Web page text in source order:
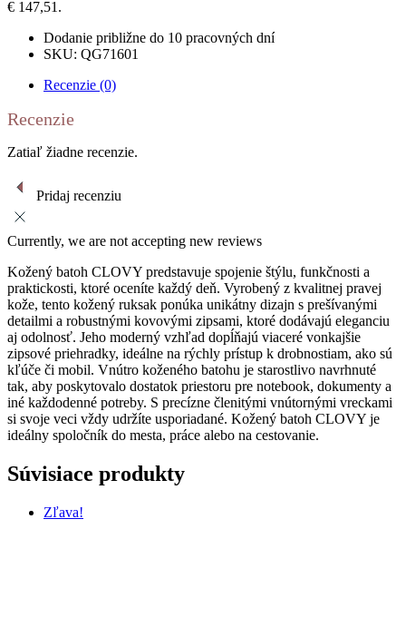
€ 147,51.
Dodanie približne do 10 pracovných dní
SKU: QG71601
Recenzie (0)
Recenzie
Zatiaľ žiadne recenzie.
Pridaj recenziu
Currently, we are not accepting new reviews
Kožený batoh CLOVY predstavuje spojenie štýlu, funkčnosti a
praktickosti, ktoré oceníte každý deň. Vyrobený z kvalitnej pravej
kože, tento kožený ruksak ponúka unikátny dizajn s prešívanými
detailmi a robustnými kovovými zipsami, ktoré dodávajú eleganciu
aj odolnosť. Jeho moderný vzhľad dopĺňajú viaceré vonkajšie
zipsové priehradky, ideálne na rýchly prístup k drobnostiam, ako sú
kľúče či mobil. Vnútro koženého batohu je starostlivo navrhnuté
tak, aby poskytovalo dostatok priestoru pre notebook, dokumenty a
iné každodenné potreby. S precízne členitými vnútornými vreckami
si svoje veci vždy udržíte usporiadané. Kožený batoh CLOVY je
ideálny spoločník do mesta, práce alebo na cestovanie.
Súvisiace produkty
Zľava!